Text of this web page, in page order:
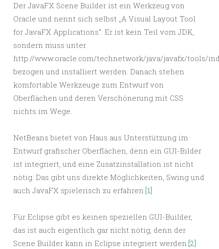
Der JavaFX Scene Builder ist ein Werkzeug von
Oracle und nennt sich selbst „A Visual Layout Tool
for JavaFX Applications“. Er ist kein Teil vom JDK,
sondern muss unter
http://www.oracle.com/technetwork/java/javafx/tools/
bezogen und installiert werden. Danach stehen
komfortable Werkzeuge zum Entwurf von
Oberflächen und deren Verschönerung mit CSS
nichts im Wege.
NetBeans bietet von Haus aus Unterstützung im
Entwurf grafischer Oberflächen, denn ein GUI-Bilder
ist integriert, und eine Zusatzinstallation ist nicht
nötig. Das gibt uns direkte Möglichkeiten, Swing und
auch JavaFX spielerisch zu erfahren.[1]
Für Eclipse gibt es keinen speziellen GUI-Builder,
das ist auch eigentlich gar nicht nötig, denn der
Scene Builder kann in Eclipse integriert werden.[2]